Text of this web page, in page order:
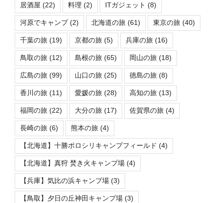
居酒屋 (22) 料理 (2) ITガジェット (8)
河原でキャンプ(2) 北海道の旅 (61) 東京の旅 (40)
千葉の旅 (19) 京都の旅 (5) 兵庫の旅 (16)
鳥取の旅 (12) 島根の旅 (65) 岡山の旅 (18)
広島の旅 (99) 山口の旅 (25) 徳島の旅 (8)
香川の旅 (11) 愛媛の旅 (28) 高知の旅 (13)
福岡の旅 (22) 大分の旅 (17) 佐賀県の旅 (4)
長崎の旅 (6) 熊本の旅 (4)
【北海道】十勝ポロシリキャンプフィールド (4)
【北海道】真狩 焚き火キャンプ場 (4)
【兵庫】気比の浜キャンプ場 (3)
【鳥取】夕日の丘神田キャンプ場 (3)